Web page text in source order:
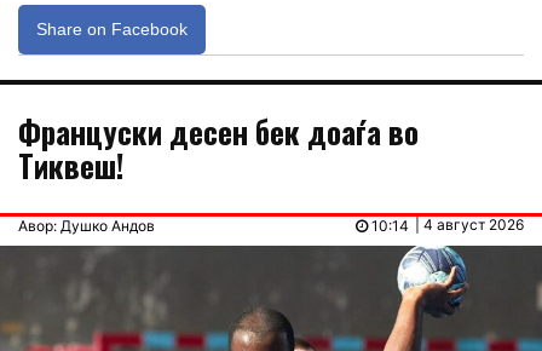
Share on Facebook
Француски десен бек доаѓа во
Тиквеш!
Авор: Душко Андов | 4 август 2026
10:14